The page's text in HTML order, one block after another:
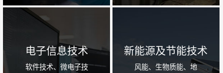
电子信息技术
软件技术、微电子技
新能源及节能技术
风能、生物质能、地